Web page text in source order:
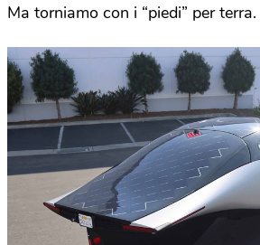
Ma torniamo con i “piedi” per terra.